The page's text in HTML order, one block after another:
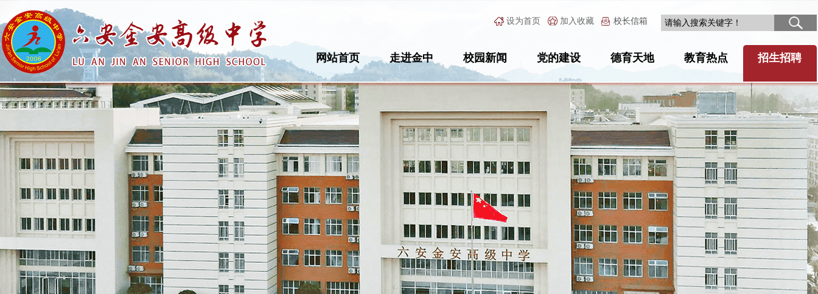
设为首页 加入收藏 校长信箱
网站首页 走进金中 校园新闻 党的建设 德育天地 教育热点 招生招聘